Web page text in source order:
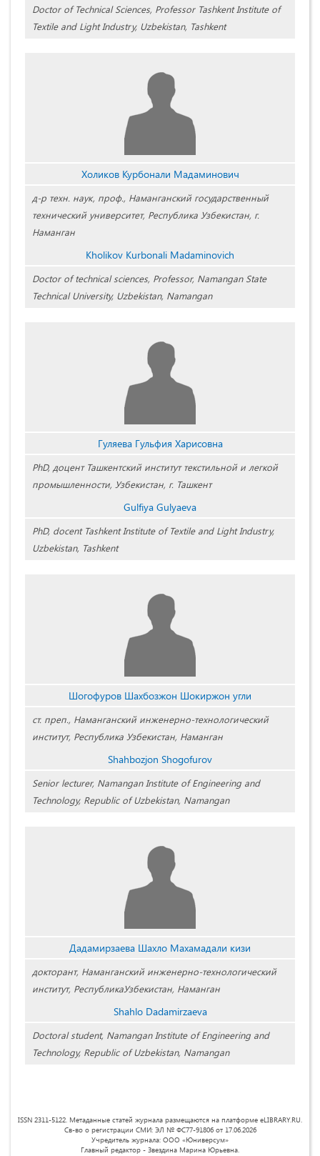
Doctor of Technical Sciences, Professor Tashkent Institute of
Textile and Light Industry, Uzbekistan, Tashkent
Холиков Курбонали Мадаминович
д-р техн. наук, проф., Наманганский государственный
технический университет, Республика Узбекистан, г.
Наманган
Kholikov Kurbonali Madaminovich
Doctor of technical sciences, Professor, Namangan State
Technical University, Uzbekistan, Namangan
Гуляева Гульфия Харисовна
PhD, доцент Ташкентский институт текстильной и легкой
промышленности, Узбекистан, г. Ташкент
Gulfiya Gulyaeva
PhD, docent Tashkent Institute of Textile and Light Industry,
Uzbekistan, Tashkent
Шогофуров Шахбозжон Шокиржон угли
ст. преп., Наманганский инженерно-технологический
институт, Республика Узбекистан, Наманган
Shahbozjon Shogofurov
Senior lecturer, Namangan Institute of Engineering and
Technology, Republic of Uzbekistan, Namangan
Дадамирзаева Шахло Махамадали кизи
докторант, Наманганский инженерно-технологический
институт, РеспубликаУзбекистан, Наманган
Shahlo Dadamirzaeva
Doctoral student, Namangan Institute of Engineering and
Technology, Republic of Uzbekistan, Namangan
ISSN 2311-5122. Метаданные статей журнала размещаются на платформе eLIBRARY.RU.
Св-во о регистрации СМИ: ЭЛ № ФС77-91806 от 17.06.2026
Учредитель журнала: ООО «Юниверсум»
Главный редактор - Звездина Марина Юрьевна.